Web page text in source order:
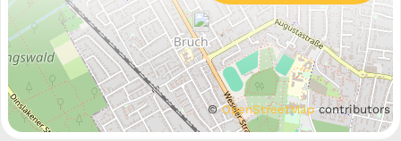
©OpenStreetMapcontributors